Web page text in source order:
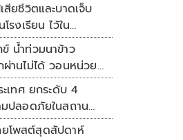
ยชีวิตและบาดเจ็บ
รงเรียน ไว้ใน
ะห์น้ำท่วมนาข้าว
านไม่ได้ วอนหน่วย
เทศ ยกระดับ 4
ปลอดภัยในสถาน
ยโพสต์สุดสัปดาห์